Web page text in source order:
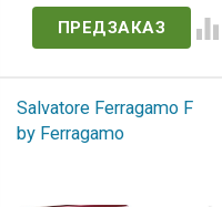
ПРЕДЗАКАЗ
Salvatore Ferragamo F
by Ferragamo